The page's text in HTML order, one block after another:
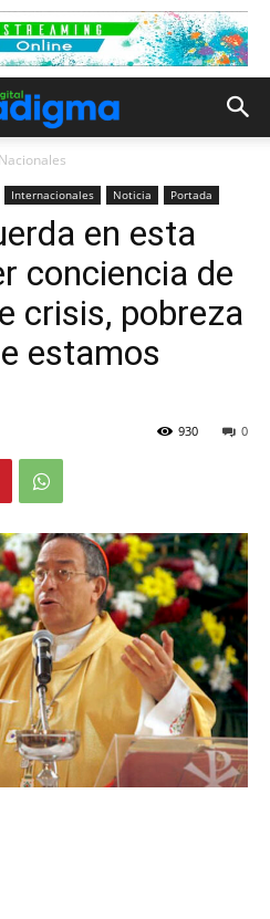
Nacionales
Internacionales Noticia Portada
en esta
conciencia de
crisis, pobreza
estamos
0
930